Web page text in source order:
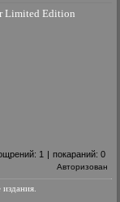
Limited Edition
1 | покараний: 0
Авторизован